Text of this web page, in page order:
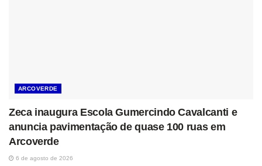
ARCOVERDE
Zeca inaugura Escola Gumercindo Cavalcanti e
anuncia pavimentação de quase 100 ruas em
Arcoverde
6 de agosto de 2026